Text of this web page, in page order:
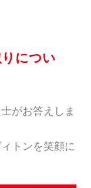
につい
がお答えしま
トンを笑顔に